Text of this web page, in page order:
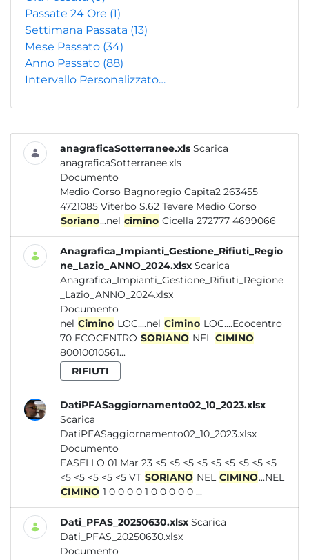
Passate 24 Ore (1)
Settimana Passata (13)
Mese Passato (34)
Anno Passato (88)
Intervallo Personalizzato…
anagraficaSotterranee.xls Scarica
anagraficaSotterranee.xls
Documento
Medio Corso Bagnoregio Capita2 263455
4721085 Viterbo S.62 Tevere Medio Corso
Soriano...nel cimino Cicella 272777 4699066
Anagrafica_Impianti_Gestione_Rifiuti_Regio
ne_Lazio_ANNO_2024.xlsx Scarica
Anagrafica_Impianti_Gestione_Rifiuti_Regione
_Lazio_ANNO_2024.xlsx
Documento
nel Cimino LOC....nel Cimino LOC....Ecocentro
70 ECOCENTRO SORIANO NEL CIMINO
80010010561...
RIFIUTI
DatiPFASaggiornamento02_10_2023.xlsx
Scarica
DatiPFASaggiornamento02_10_2023.xlsx
Documento
FASELLO 01 Mar 23 <5 <5 <5 <5 <5 <5 <5 <5 <5
<5 <5 <5 <5 <5 VT SORIANO NEL CIMINO...NEL
CIMINO
1 0 0 0 0 1 0 0 0 0 0 ...
Dati_PFAS_20250630.xlsx Scarica
Dati_PFAS_20250630.xlsx
Documento